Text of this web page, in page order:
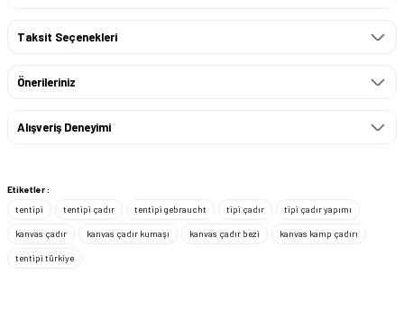
Taksit Seçenekleri
Önerileriniz
Alışveriş Deneyimi
Etiketler :
tentipi
tentipi çadır tentipi gebraucht tipi çadır tipi çadır yapımı
kanvas çadır kanvas çadır kumaşı kanvas çadır bezi kanvas kamp çadırı
tentipi türkiye